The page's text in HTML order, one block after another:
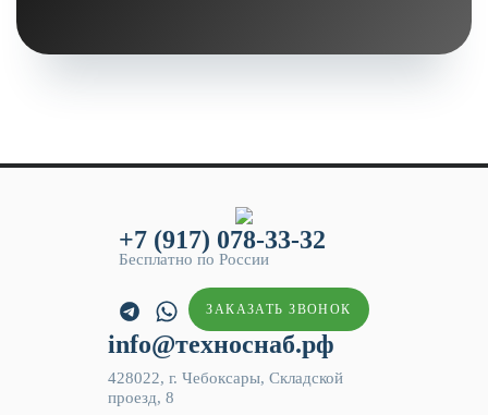
+7 (917) 078-33-32
Бесплатно по России
ЗАКАЗАТЬ ЗВОНОК
info@техноснаб.рф
428022, г. Чебоксары, Складской
проезд, 8